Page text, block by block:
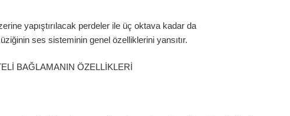
yapıştırılacak perdeler ile üç oktava kadar da
ses sisteminin genel özelliklerini yansıtır.
BAĞLAMANIN ÖZELLİKLERİ